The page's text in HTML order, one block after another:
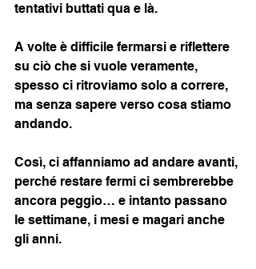
tentativi buttati qua e là.
A volte è difficile fermarsi e riflettere
su ciò che si vuole veramente,
spesso ci ritroviamo solo a correre,
ma senza sapere verso cosa stiamo
andando.
Così, ci affanniamo ad andare avanti,
perché restare fermi ci sembrerebbe
ancora peggio… e intanto passano
le settimane, i mesi e magari anche
gli anni.